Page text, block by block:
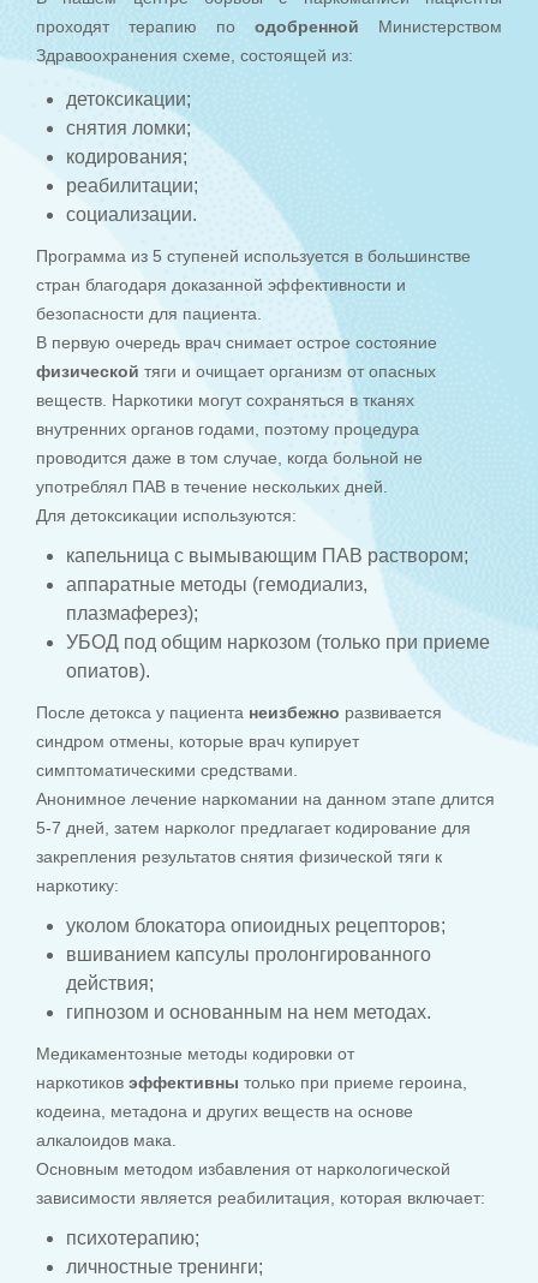
проходят терапию по одобренной Министерством
Здравоохранения схеме, состоящей из:
детоксикации;
снятия ломки;
кодирования;
реабилитации;
социализации.
Программа из 5 ступеней используется в большинстве
стран благодаря доказанной эффективности и
безопасности для пациента.
В первую очередь врач снимает острое состояние
физической тяги и очищает организм от опасных
веществ. Наркотики могут сохраняться в тканях
внутренних органов годами, поэтому процедура
проводится даже в том случае, когда больной не
употреблял ПАВ в течение нескольких дней.
Для детоксикации используются:
капельница с вымывающим ПАВ раствором;
аппаратные методы (гемодиализ,
плазмаферез);
УБОД под общим наркозом (только при приеме
опиатов).
После детокса у пациента неизбежно развивается
синдром отмены, которые врач купирует
симптоматическими средствами.
Анонимное лечение наркомании на данном этапе длится
5-7 дней, затем нарколог предлагает кодирование для
закрепления результатов снятия физической тяги к
наркотику:
уколом блокатора опиоидных рецепторов;
вшиванием капсулы пролонгированного
действия;
гипнозом и основанным на нем методах.
Медикаментозные методы кодировки от
наркотиков эффективны только при приеме героина,
кодеина, метадона и других веществ на основе
алкалоидов мака.
Основным методом избавления от наркологической
зависимости является реабилитация, которая включает:
психотерапию;
личностные тренинги;